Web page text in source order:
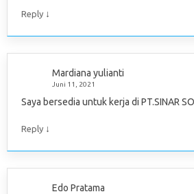
Reply ↓
Mardiana yulianti
Juni 11, 2021
Saya bersedia untuk kerja di PT.SINAR
Reply ↓
Edo Pratama